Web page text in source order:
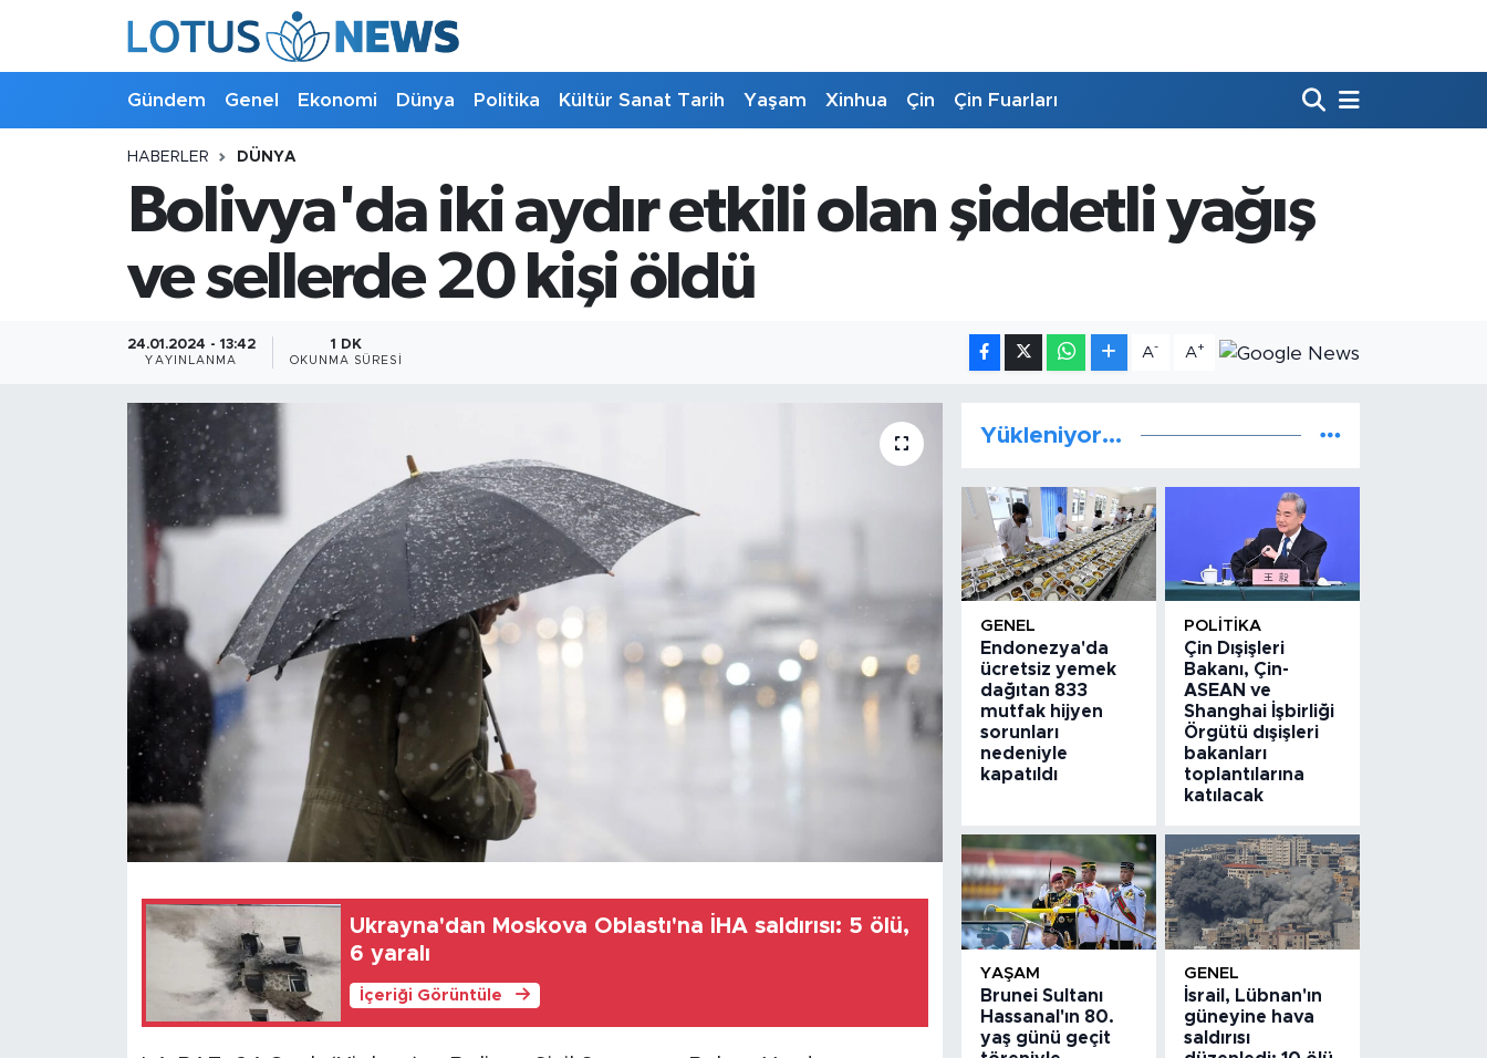
Gündem Genel Ekonomi Dünya Politika Kültür Sanat Tarih Yaşam Xinhua Çin Çin Fuarları
HABERLER DÜNYA
Bolivya'da iki aydır etkili olan şiddetli yağış
ve sellerde 20 kişi öldü
24.01.2024 - 13:42
YAYINLANMA
1 DK
OKUNMA SÜRESI
A- A+
Ukrayna'dan Moskova Oblastı'na İHA saldırısı: 5 ölü,
6 yaralı
İçeriği Görüntüle
Yükleniyor...
GENEL
Endonezya'da
ücretsiz yemek
dağıtan 833
mutfak hijyen
sorunları
nedeniyle
kapatıldı
POLITIKA
Çin Dışişleri
Bakanı, Çin-
ASEAN ve
Shanghai İşbirliği
Örgütü dışişleri
bakanları
toplantılarına
katılacak
YAŞAM
Brunei Sultanı
Hassanal'ın 80.
yaş günü geçit
GENEL
İsrail, Lübnan'ın
güneyine hava
saldırısı
Bilim ve Teknoloji
Çin Fuarları
Foto Haber
Xinhua Türkiye